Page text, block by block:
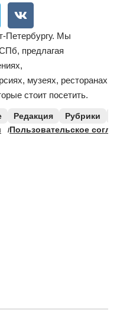
Петербургу. Мы
предлагая
музеях, ресторанах
стоит посетить.
Редакция Рубрики
Пользовательское